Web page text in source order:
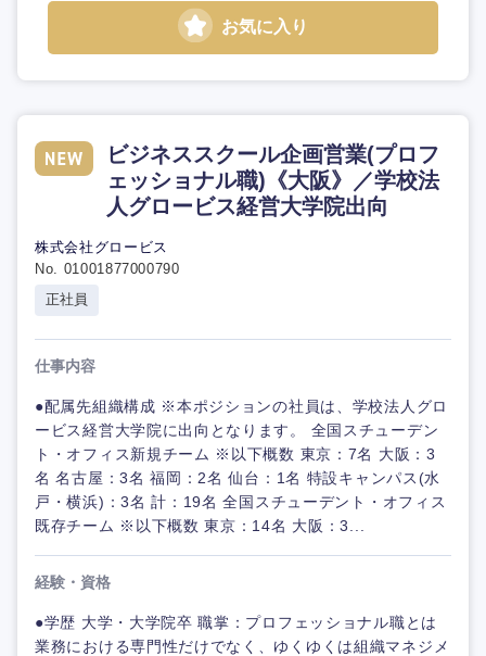
お気に入り
ビジネススクール企画営業(プロフ
ェッショナル職)《大阪》／学校法
人グロービス経営大学院出向
株式会社グロービス
No. 01001877000790
正社員
仕事内容
●配属先組織構成 ※本ポジションの社員は、学校法人グロ
ービス経営大学院に出向となります。 全国スチューデン
ト・オフィス新規チーム ※以下概数 東京：7名 大阪：3
名 名古屋：3名 福岡：2名 仙台：1名 特設キャンパス(水
戸・横浜)：3名 計：19名 全国スチューデント・オフィス
既存チーム ※以下概数 東京：14名 大阪：3...
経験・資格
●学歴 大学・大学院卒 職掌：プロフェッショナル職とは
業務における専門性だけでなく、ゆくゆくは組織マネジメ